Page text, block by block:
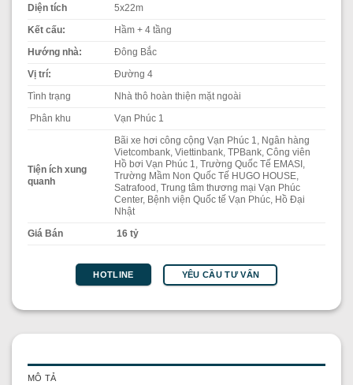
Diện tích
5x22m
Kết cấu:
Hầm + 4 tầng
Hướng nhà:
Đông Bắc
Vị trí:
Đường 4
Tình trạng
Nhà thô hoàn thiện mặt ngoài
Phân khu
Vạn Phúc 1
Tiện ích xung
quanh
Bãi xe hơi công cộng Vạn Phúc 1, Ngân hàng
Vietcombank, Viettinbank, TPBank, Công viên
Hồ bơi Vạn Phúc 1, Trường Quốc Tế EMASI,
Trường Mầm Non Quốc Tế HUGO HOUSE,
Satrafood, Trung tâm thương mại Vạn Phúc
Center, Bệnh viện Quốc tế Vạn Phúc, Hồ Đại
Nhật
Giá Bán
16 tỷ
HOTLINE YÊU CẦU TƯ VẤN
MÔ TẢ